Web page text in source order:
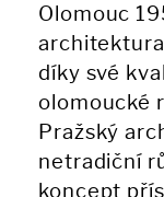
Olomouc
díky své
olomoucké
Pražský
netradiční
koncept